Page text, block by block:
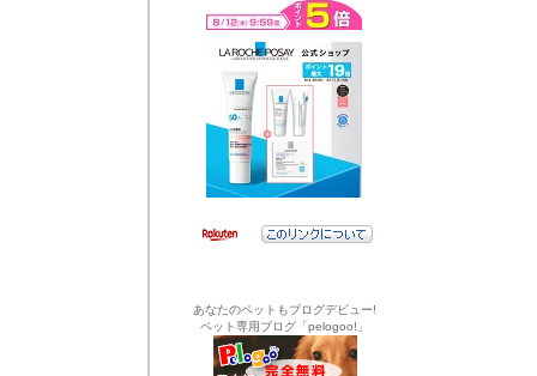
あなたのペットもブログデビュー!
ペット専用ブログ「pelogoo!」